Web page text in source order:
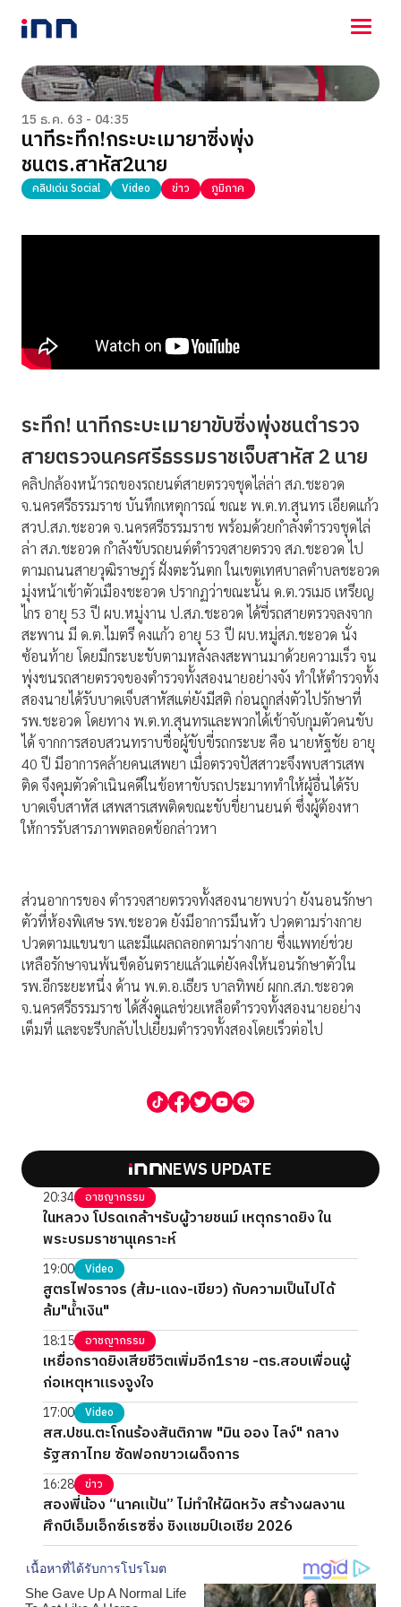
NEWS
ENTERTAINMENT
LIFESTYLE
HOROSCOPE
LOTTERY
VIDEO
15 ธ.ค. 63 - 04:35
นาทีระทึก!กระบะเมายาซิ่งพุ่ง
ชนตร.สาหัส2นาย
คลิปเด่น Social Video ข่าว ภูมิภาค
ระทึก! นาทีกระบะเมายาขับซิ่งพุ่งชนตำรวจ
สายตรวจนครศรีธรรมราชเจ็บสาหัส 2 นาย
คลิปกล้องหน้ารถของรถยนต์สายตรวจชุดไล่ล่า สภ.ชะอวด
จ.นครศรีธรรมราช บันทึกเหตุการณ์ ขณะ พ.ต.ท.สุนทร เอียดแก้ว
สวป.สภ.ชะอวด จ.นครศรีธรรมราช พร้อมด้วยกำลังตำรวจชุดไล่
ล่า สภ.ชะอวด กำลังขับรถยนต์ตำรวจสายตรวจ สภ.ชะอวด ไป
ตามถนนสายวุฒิราษฎร์ ฝั่งตะวันตก ในเขตเทศบาลตำบลชะอวด
มุ่งหน้าเข้าตัวเมืองชะอวด ปรากฏว่าขณะนั้น ด.ต.วรเมธ เหรียญ
ไกร อายุ 53 ปี ผบ.หมู่งาน ป.สภ.ชะอวด ได้ขี่รถสายตรวจลงจาก
สะพาน มี ด.ต.ไมตรี คงแก้ว อายุ 53 ปี ผบ.หมู่สภ.ชะอวด นั่ง
ซ้อนท้าย โดยมีกระบะขับตามหลังลงสะพานมาด้วยความเร็ว จน
พุ่งชนรถสายตรวจของตำรวจทั้งสองนายอย่างจัง ทำให้ตำรวจทั้ง
สองนายได้รับบาดเจ็บสาหัสแต่ยังมีสติ ก่อนถูกส่งตัวไปรักษาที่
รพ.ชะอวด โดยทาง พ.ต.ท.สุนทรและพวกได้เข้าจับกุมตัวคนขับ
ได้ จากการสอบสวนทราบชื่อผู้ขับขี่รถกระบะ คือ นายหัฐชัย อายุ
40 ปี มีอาการคล้ายคนเสพยา เมื่อตรวจปัสสาวะจึงพบสารเสพ
ติด จึงคุมตัวดำเนินคดีในข้อหาขับรถประมาททำให้ผู้อื่นได้รับ
บาดเจ็บสาหัส เสพสารเสพติดขณะขับขี่ยานยนต์ ซึ่งผู้ต้องหา
ให้การรับสารภาพตลอดข้อกล่าวหา
ส่วนอาการของ ตำรวจสายตรวจทั้งสองนายพบว่า ยังนอนรักษา
ตัวที่ห้องพิเศษ รพ.ชะอวด ยังมีอาการมึนหัว ปวดตามร่างกาย
ปวดตามแขนขา และมีแผลถลอกตามร่างกาย ซึ่งแพทย์ช่วย
เหลือรักษาจนพ้นขีดอันตรายแล้วแต่ยังคงให้นอนรักษาตัวใน
รพ.อีกระยะหนึ่ง ด้าน พ.ต.อ.เธียร บาลทิพย์ ผกก.สภ.ชะอวด
จ.นครศรีธรรมราช ได้สั่งดูแลช่วยเหลือตำรวจทั้งสองนายอย่าง
เต็มที่ และจะรีบกลับไปเยี่ยมตำรวจทั้งสองโดยเร็วต่อไป
NEWS UPDATE
20:34 อาชญากรรม
ในหลวง โปรดเกล้าฯรับผู้วายชนม์ เหตุกราดยิง ใน
พระบรมราชานุเคราะห์
19:00 Video
สูตรไฟจราจร (ส้ม-แดง-เขียว) กับความเป็นไปได้
ล้ม"น้ำเงิน"
18:15 อาชญากรรม
เหยื่อกราดยิงเสียชีวิตเพิ่มอีก1ราย -ตร.สอบเพื่อนผู้
ก่อเหตุหาแรงจูงใจ
17:00 Video
สส.ปชน.ตะโกนร้องสันติภาพ "มิน ออง ไลง์" กลาง
รัฐสภาไทย ซัดฟอกขาวเผด็จการ
16:28 ข่าว
สองพี่น้อง “นาคแป้น” ไม่ทำให้ผิดหวัง สร้างผลงาน
ศึกบีเอ็มเอ็กซ์เรซซิ่ง ชิงแชมป์เอเชีย 2026